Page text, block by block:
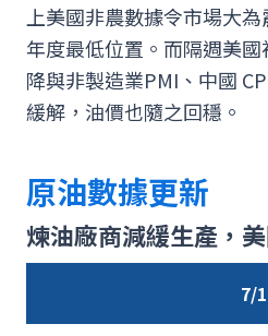
上美國非農數據令市場大
年度最低位置。而隔週美
降與非製造業PMI、中國
緩解，油價也隨之回穩。
原油數據更新
煉油廠商減緩生產，
7/